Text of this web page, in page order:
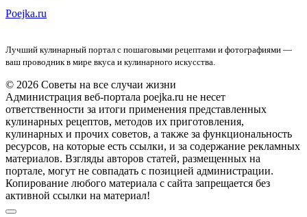
Poejka.ru
Лучший кулинарный портал с пошаговыми рецептами и фотографиями —
ваш проводник в мире вкуса и кулинарного искусства.
© 2026 Советы на все случаи жизни
Администрация веб-портала poejka.ru не несет
ответственности за итоги применения представленных
кулинарных рецептов, методов их приготовления,
кулинарных и прочих советов, а также за функциональность
ресурсов, на которые есть ссылки, и за содержание рекламных
материалов. Взгляды авторов статей, размещенных на
портале, могут не совпадать с позицией администрации.
Копирование любого материала с сайта запрещается без
активной ссылки на материал!